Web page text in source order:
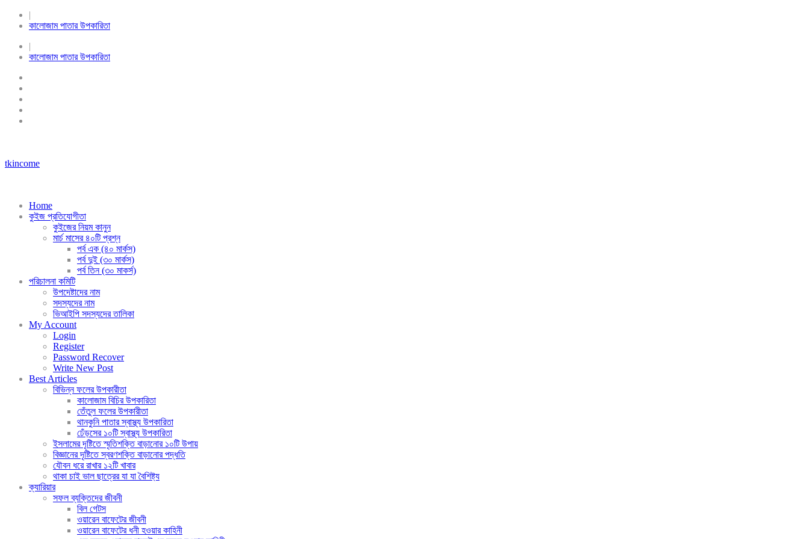
|
কালোজাম পাতার উপকারিতা
|
কালোজাম পাতার উপকারিতা
tkincome
Home
কুইজ প্রতিযোগীতা
কুইজের নিয়ম কানুন
মার্চ মাসের ৪০টি প্রশ্ন
পর্ব এক (৪০ মার্কস)
পর্ব দুই (৩০ মার্কস)
পর্ব তিন (৩০ মাকর্স)
পরিচালনা কমিটি
উপদেষ্টাদের নাম
সদস্যদের নাম
ভিআইপি সদস্যদের তালিকা
My Account
Login
Register
Password Recover
Write New Post
Best Articles
বিভিন্ন ফলের উপকারীতা
কালোজাম বিচির উপকারিতা
তেঁতুল ফলের উপকারীতা
থানকুনি পাতার স্বাস্থ্য উপকারিতা
ঢেঁড়সের ১০টি স্বাস্থ্য উপকারিতা
ইসলামের দৃষ্টিতে স্মৃতিশক্তি বাড়ানোর ১০টি উপায়
বিজ্ঞানের দৃষ্টিতে স্বরণশক্তি বাড়ানোর পদ্ধতি
যৌবন ধরে রাখার ১২টি খাবার
থাকা চাই ভাল ছাত্রের যা যা বৈশিষ্ট্য
ক্যারিয়ার
সফল ব্যক্তিদের জীবনী
বিল গেটস
ওয়ারেন বাফেটের জীবনী
ওয়ারেন বাফেটের ধনী হওয়ার কাহিনী